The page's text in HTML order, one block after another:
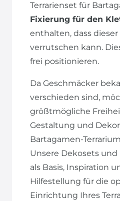
Terrarienset für
Fixierung für den
enthalten, dass
verrutschen kann.
frei positionieren.
Da Geschmäcker
verschieden sind,
größtmögliche
Gestaltung und
Bartagamen-
Unsere Dekosets
als Basis, Inspiration
Hilfestellung für die
Einrichtung Ihres